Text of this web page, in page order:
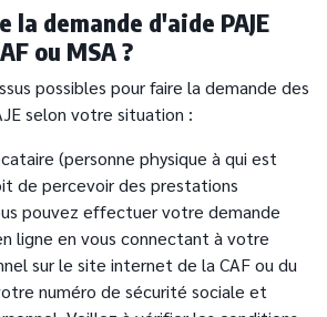
la demande d'aide PAJE
ou MSA ?
possibles pour faire la demande des
selon votre situation :
(personne physique à qui est
de percevoir des prestations
pouvez effectuer votre demande
ligne en vous connectant à votre
sur le site internet de la CAF ou du
numéro de sécurité sociale et